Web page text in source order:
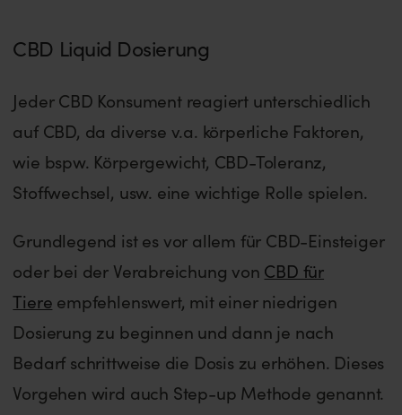
CBD Liquid Dosierung
Jeder CBD Konsument reagiert unterschiedlich
auf CBD, da diverse v.a. körperliche Faktoren,
wie bspw. Körpergewicht, CBD-Toleranz,
Stoffwechsel, usw. eine wichtige Rolle spielen.
Grundlegend ist es vor allem für CBD-Einsteiger
oder bei der Verabreichung von CBD für
Tiere empfehlenswert, mit einer niedrigen
Dosierung zu beginnen und dann je nach
Bedarf schrittweise die Dosis zu erhöhen. Dieses
Vorgehen wird auch Step-up Methode genannt.